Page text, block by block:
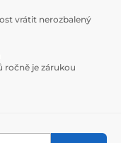
vrátit nerozbalený
ročně je zárukou